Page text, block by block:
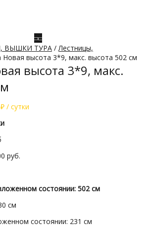
ВЫШКИ ТУРА /Лестницы,
Новая высота 3*9, макс. высота 502 см
высота 3*9, макс.
₽ / сутки
руб.
состоянии: 502 см
см
состоянии: 231 см